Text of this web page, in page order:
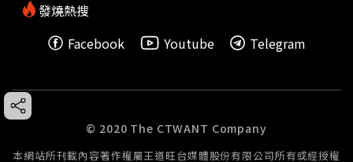
發燒熱搜
Facebook
Youtube Telegram
© 2020 The CTWANT Company
本網站所刊載內容著作權屬王道旺台媒體股份有限公司所有或經授權